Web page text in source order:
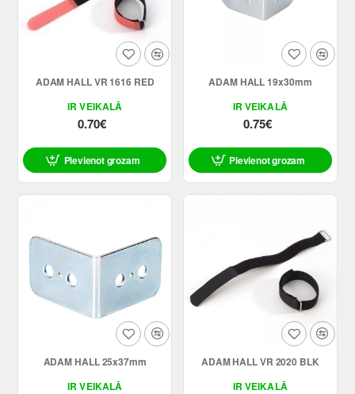
IR VEIKALĀ
ADAM HALL VR 1616 RED
0.70€
Pievienot grozam
IR VEIKALĀ
ADAM HALL 19x30mm
0.75€
Pievienot grozam
IR VEIKALĀ
ADAM HALL 25x37mm
IR VEIKALĀ
ADAM HALL VR 2020 BLK